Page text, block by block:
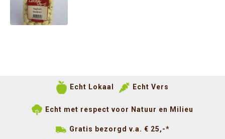
Echt Lokaal Echt Vers
Echt met respect voor Natuur en Milieu
Gratis bezorgd v.a. € 25,-*